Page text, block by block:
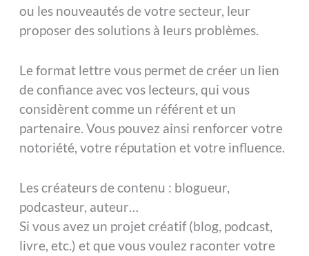
ou les nouveautés de votre secteur, leur
proposer des solutions à leurs problèmes.
Le format lettre vous permet de créer un lien
de confiance avec vos lecteurs, qui vous
considèrent comme un référent et un
partenaire. Vous pouvez ainsi renforcer votre
notoriété, votre réputation et votre influence.
Les créateurs de contenu : blogueur,
podcasteur, auteur…
Si vous avez un projet créatif (blog, podcast,
livre, etc.) et que vous voulez raconter votre